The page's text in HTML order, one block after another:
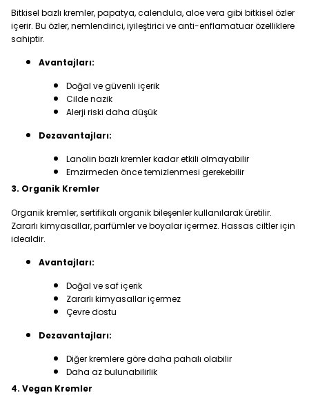
Bitkisel bazlı kremler, papatya, calendula, aloe vera gibi bitkisel özler
içerir. Bu özler, nemlendirici, iyileştirici ve anti-enflamatuar özelliklere
sahiptir.
Avantajları:
Doğal ve güvenli içerik
Cilde nazik
Alerji riski daha düşük
Dezavantajları:
Lanolin bazlı kremler kadar etkili olmayabilir
Emzirmeden önce temizlenmesi gerekebilir
3. Organik Kremler
Organik kremler, sertifikalı organik bileşenler kullanılarak üretilir.
Zararlı kimyasallar, parfümler ve boyalar içermez. Hassas ciltler için
idealdir.
Avantajları:
Doğal ve saf içerik
Zararlı kimyasallar içermez
Çevre dostu
Dezavantajları:
Diğer kremlere göre daha pahalı olabilir
Daha az bulunabilirlik
4. Vegan Kremler